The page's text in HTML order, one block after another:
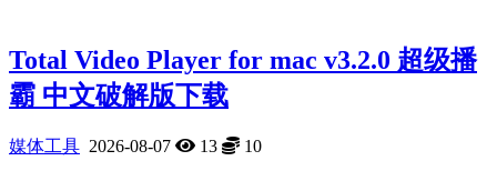
Total Video Player for mac v3.2.0 超级播
霸 中文破解版下载
媒体工具 2026-08-07 13 10